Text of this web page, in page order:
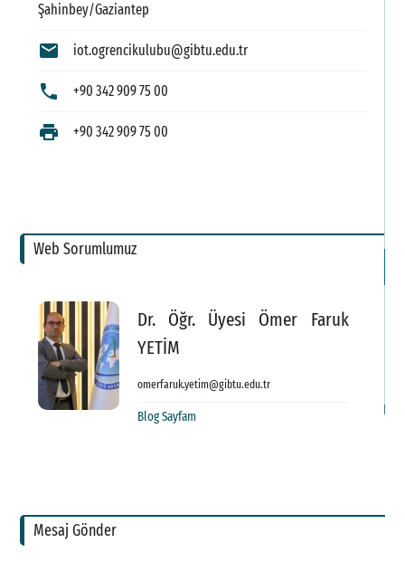
Şahinbey/Gaziantep
mail iot.ogrencikulubu@gibtu.edu.tr
phone +90 342 909 75 00
print +90 342 909 75 00
Web Sorumlumuz
Dr. Öğr. Üyesi Ömer Faruk
YETİM
omerfaruk.yetim@gibtu.edu.tr
Blog Sayfam
Mesaj Gönder